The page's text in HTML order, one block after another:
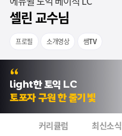
셀린 교수님
프로필 소개영상 쌤TV
light한 토익 LC
토포자 구원 한 줄기 빛
커리큘럼 최신소식